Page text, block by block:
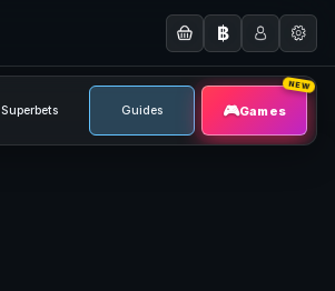
฿
Superbets Guides Games
NEW